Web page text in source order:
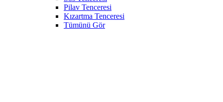
Pilav Tenceresi
Kızartma Tenceresi
Tümünü Gör